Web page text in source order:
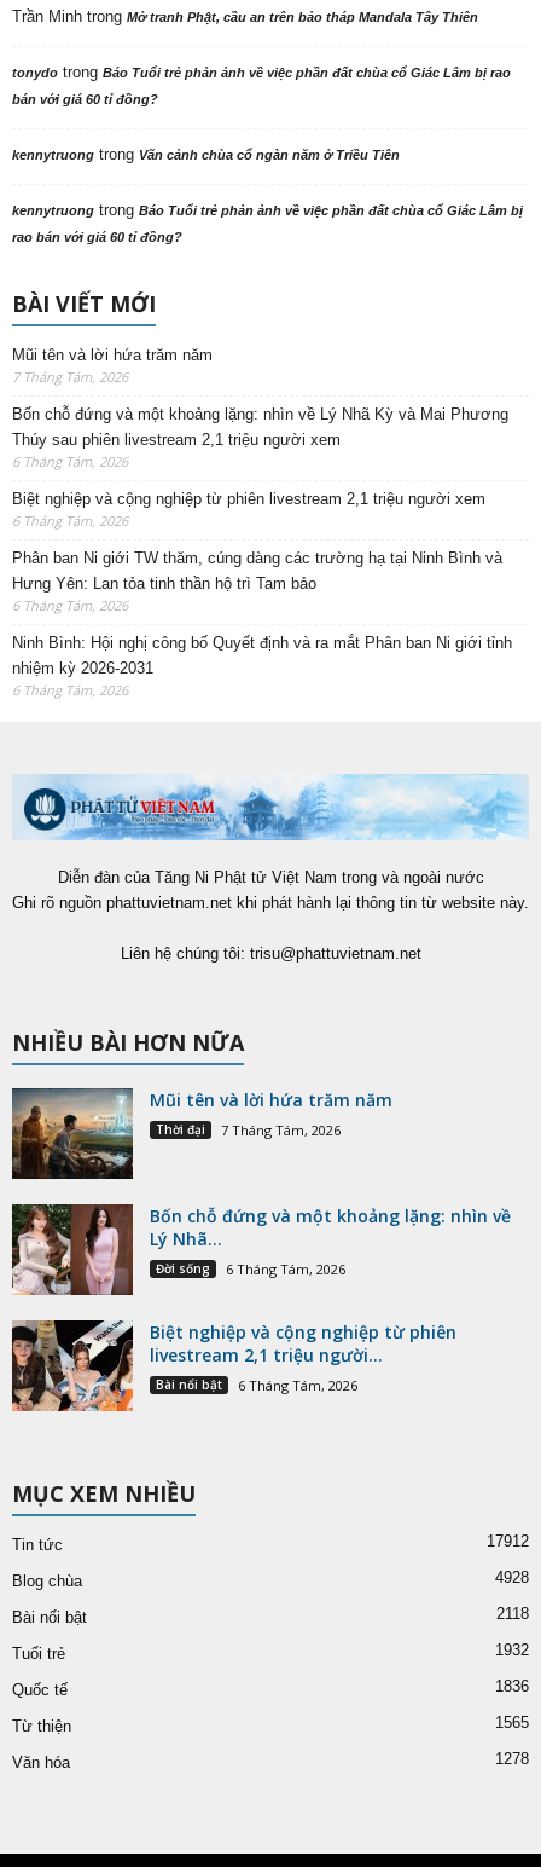
Trần Minh trong Mở tranh Phật, cầu an trên bảo tháp Mandala Tây Thiên
tonydo trong Báo Tuổi trẻ phản ảnh về việc phần đất chùa cổ Giác Lâm bị rao
bán với giá 60 tỉ đồng?
kennytruong trong Vãn cảnh chùa cổ ngàn năm ở Triều Tiên
kennytruong trong Báo Tuổi trẻ phản ảnh về việc phần đất chùa cổ Giác Lâm bị
rao bán với giá 60 tỉ đồng?
BÀI VIẾT MỚI
Mũi tên và lời hứa trăm năm
7 Tháng Tám, 2026
Bốn chỗ đứng và một khoảng lặng: nhìn về Lý Nhã Kỳ và Mai Phương
Thúy sau phiên livestream 2,1 triệu người xem
6 Tháng Tám, 2026
Biệt nghiệp và cộng nghiệp từ phiên livestream 2,1 triệu người xem
6 Tháng Tám, 2026
Phân ban Ni giới TW thăm, cúng dàng các trường hạ tại Ninh Bình và
Hưng Yên: Lan tỏa tinh thần hộ trì Tam bảo
6 Tháng Tám, 2026
Ninh Bình: Hội nghị công bố Quyết định và ra mắt Phân ban Ni giới tỉnh
nhiệm kỳ 2026-2031
6 Tháng Tám, 2026
Diễn đàn của Tăng Ni Phật tử Việt Nam trong và ngoài nước
Ghi rõ nguồn phattuvietnam.net khi phát hành lại thông tin từ website này.
Liên hệ chúng tôi: trisu@phattuvietnam.net
NHIỀU BÀI HƠN NỮA
Mũi tên và lời hứa trăm năm
Thời đại 7 Tháng Tám, 2026
Bốn chỗ đứng và một khoảng lặng: nhìn về
Lý Nhã...
Đời sống 6 Tháng Tám, 2026
Biệt nghiệp và cộng nghiệp từ phiên
livestream 2,1 triệu người...
Bài nổi bật 6 Tháng Tám, 2026
MỤC XEM NHIỀU
Tin tức 17912
Blog chùa 4928
Bài nổi bật 2118
Tuổi trẻ 1932
Quốc tế 1836
Từ thiện 1565
Văn hóa 1278